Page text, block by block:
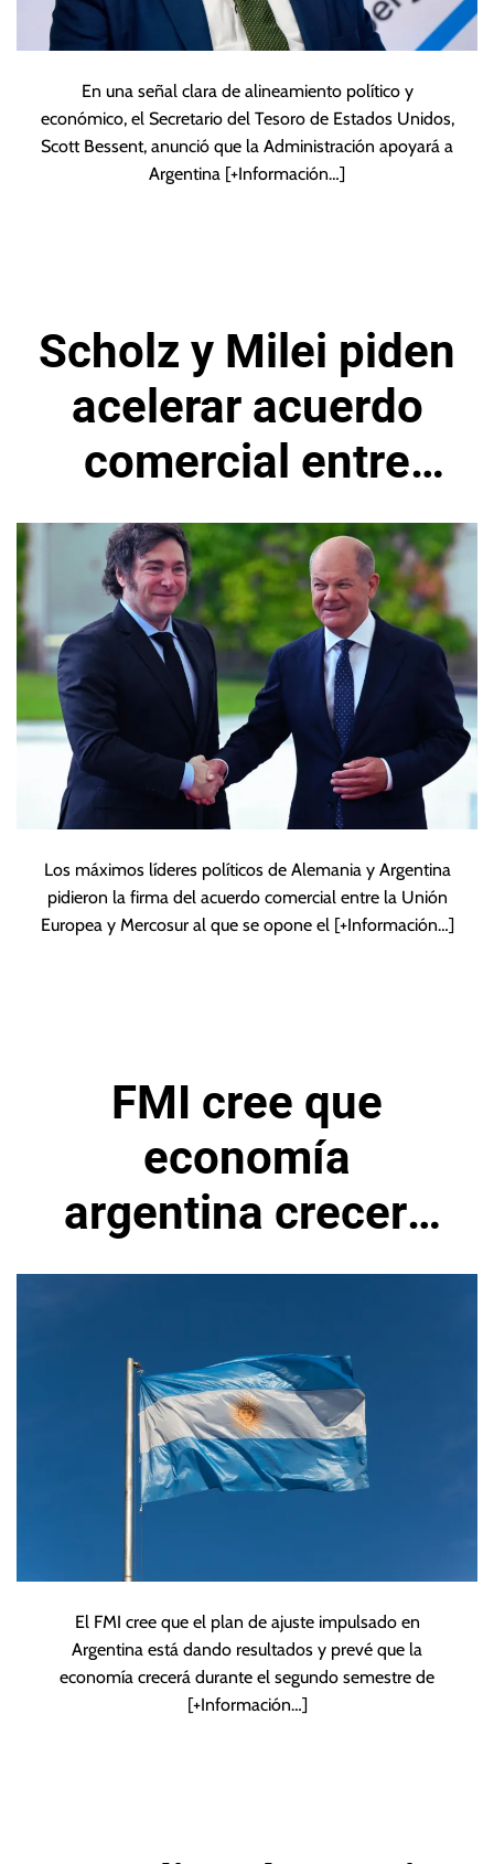
En una señal clara de alineamiento político y
económico, el Secretario del Tesoro de Estados Unidos,
Scott Bessent, anunció que la Administración apoyará a
Argentina [+Información…]
Scholz y Milei piden
acelerar acuerdo
comercial entre
Unión Europea y
Mercosur
Los máximos líderes políticos de Alemania y Argentina
pidieron la firma del acuerdo comercial entre la Unión
Europea y Mercosur al que se opone el [+Información…]
FMI cree que
economía
argentina crecerá
durante el segundo
El FMI cree que el plan de ajuste impulsado en
Argentina está dando resultados y prevé que la
economía crecerá durante el segundo semestre de
[+Información…]